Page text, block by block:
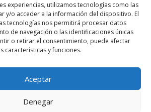
experiencias, utilizamos tecnologías como las
y/o acceder a la información del dispositivo. El
tecnologías nos permitirá procesar datos
de navegación o las identificaciones únicas
o retirar el consentimiento, puede afectar
características y funciones.
Aceptar
Denegar